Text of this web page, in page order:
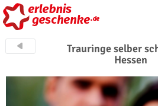
Trauringe selber
Hessen